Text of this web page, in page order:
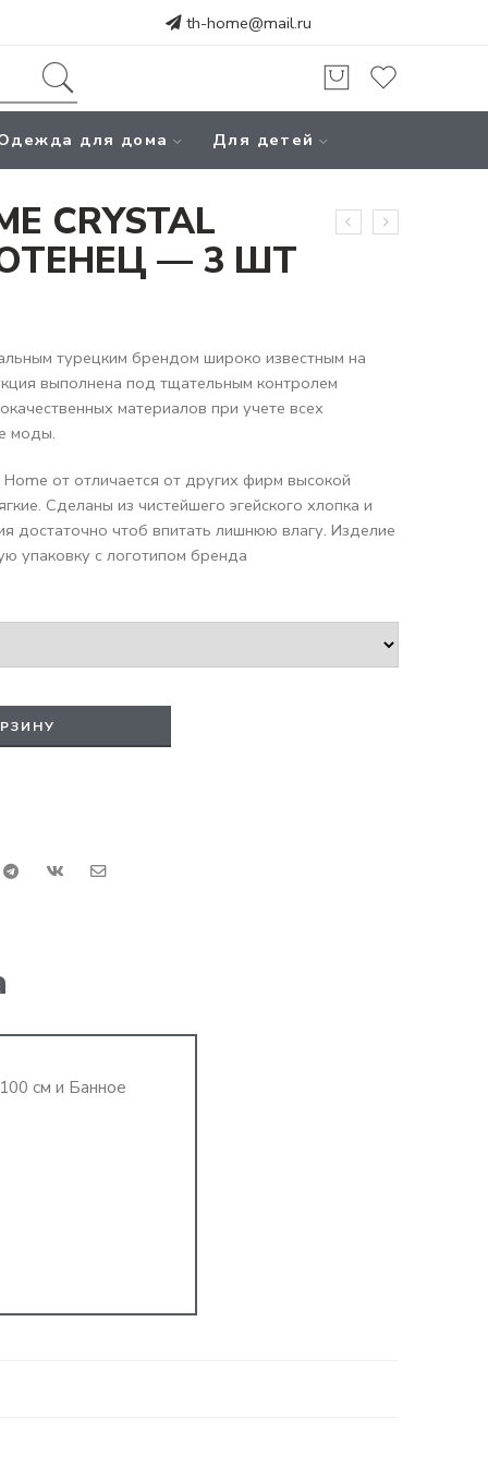
th-home@mail.ru
для дома Для детей
CRYSTAL
— 3 ШТ
турецким брендом широко известным на
выполнена под тщательным контролем
материалов при учете всех
моды.
от отличается от других фирм высокой
Сделаны из чистейшего эгейского хлопка и
достаточно чтоб впитать лишнюю влагу. Изделие
упаковку с логотипом бренда
см и Банное